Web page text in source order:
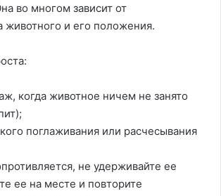
во многом зависит от
животного и его положения.
когда животное ничем не занято
поглаживания или расчесывания
не удерживайте ее
ее на месте и повторите